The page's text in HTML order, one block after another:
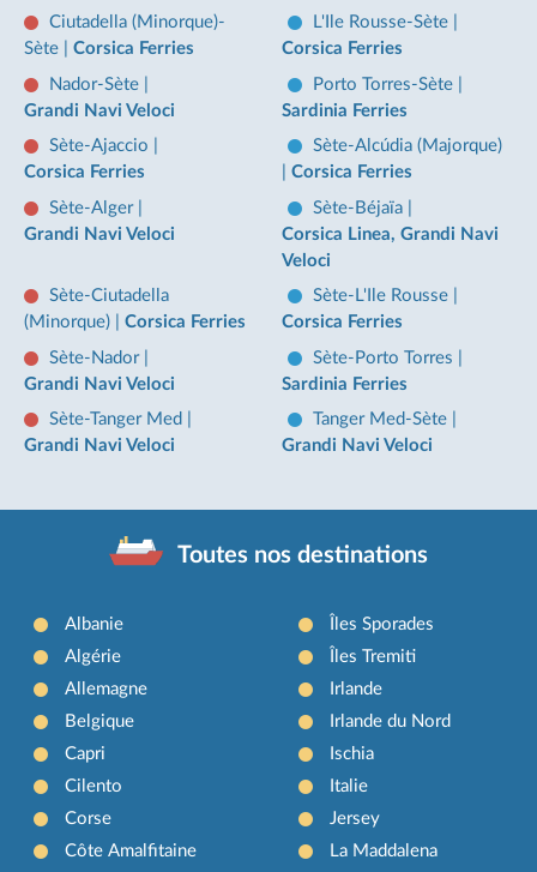
Ciutadella (Minorque)-
Sète
Corsica Ferries
L'Ile Rousse-Sète
Corsica Ferries
Nador-Sète
Grandi Navi Veloci
Porto Torres-Sète
Sardinia Ferries
Sète-Ajaccio
Corsica Ferries
Sète-Alcúdia (Majorque)
|Corsica Ferries
Sète-Alger
Grandi Navi Veloci
Sète-Béjaïa
Corsica Linea, Grandi Navi
Veloci
Sète-Ciutadella
(Minorque)
Corsica Ferries
Sète-L'Ile Rousse
Corsica Ferries
Sète-Nador
Grandi Navi Veloci
Sète-Porto Torres
Sardinia Ferries
Sète-Tanger Med
Grandi Navi Veloci
Tanger Med-Sète
Grandi Navi Veloci
Toutes nos destinations
Albanie
Algérie
Allemagne
Belgique
Capri
Cilento
Corse
Côte Amalfitaine
Îles Sporades
Îles Tremiti
Irlande
Irlande du Nord
Ischia
Italie
Jersey
La Maddalena